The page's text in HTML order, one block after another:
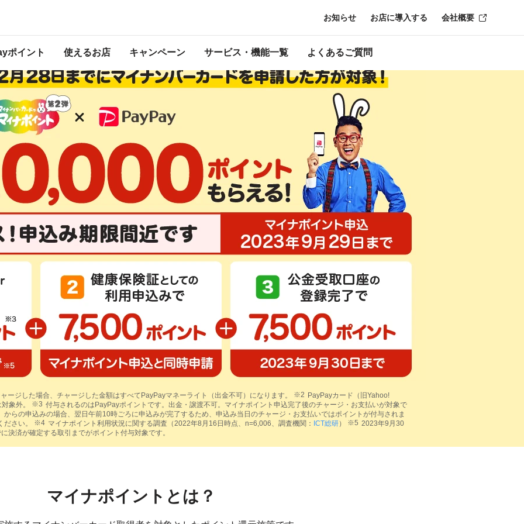
ポイント 使えるお店 キャンペーン サービス・機能一覧 よくあるご質問
お知らせ お店に導入する 会社概要
ャンペーン一覧はこちら
ージした場合、チャージした金額はすべてPayPayマネーライト（出金不可）になります。
PayPayカード（旧Yahoo!
象外。
付与されるのはPayPayポイントです。出金・譲渡不可。マイナポイント申込完了後のチャージ・お支払いが対象で
らの申込みの場合、翌日午前10時ごろに申込みが完了するため、申込み当日のチャージ・お支払いではポイントが付与されま
さい。
マイナポイント利用状況に関する調査（2022年8月16日時点、n=6,006、調査機関： ICT総研）
2023年9月30
決済が確定する取引までがポイント付与対象です。
マイナポイントとは？